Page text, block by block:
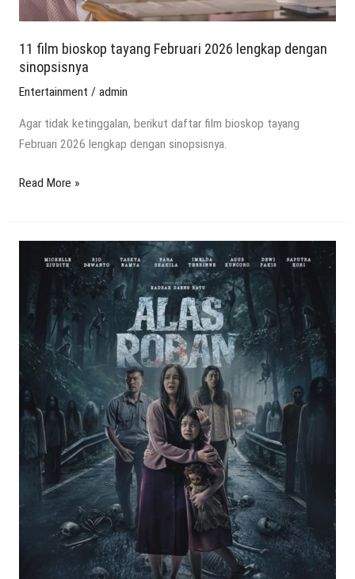
11 film bioskop tayang Februari 2026 lengkap dengan
sinopsisnya
Entertainment / admin
Agar tidak ketinggalan, berikut daftar film bioskop tayang
Februari 2026 lengkap dengan sinopsisnya.
dengan
Read More »
daftar
lengkap
film
horor
lokal
rilis
Januari
2026